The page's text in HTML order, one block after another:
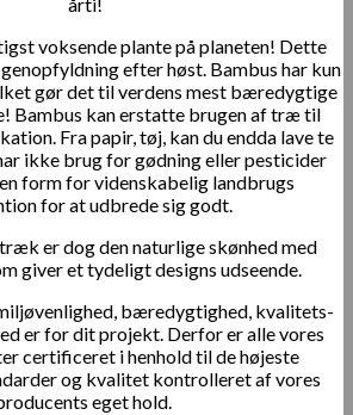
voksende plante på planeten! Dette
efter høst. Bambus har kun
gør det til verdens mest bæredygtige
Bambus kan erstatte brugen af ​​træ til
Fra papir, tøj, kan du endda lave te
ikke brug for gødning eller pesticider
form for videnskabelig landbrugs
for at udbrede sig godt.
er dog den naturlige skønhed med
giver et tydeligt designs udseende.
bæredygtighed, kvalitets-
er for dit projekt. Derfor er alle vores
certificeret i henhold til de højeste
og kvalitet kontrolleret af vores
eget hold.